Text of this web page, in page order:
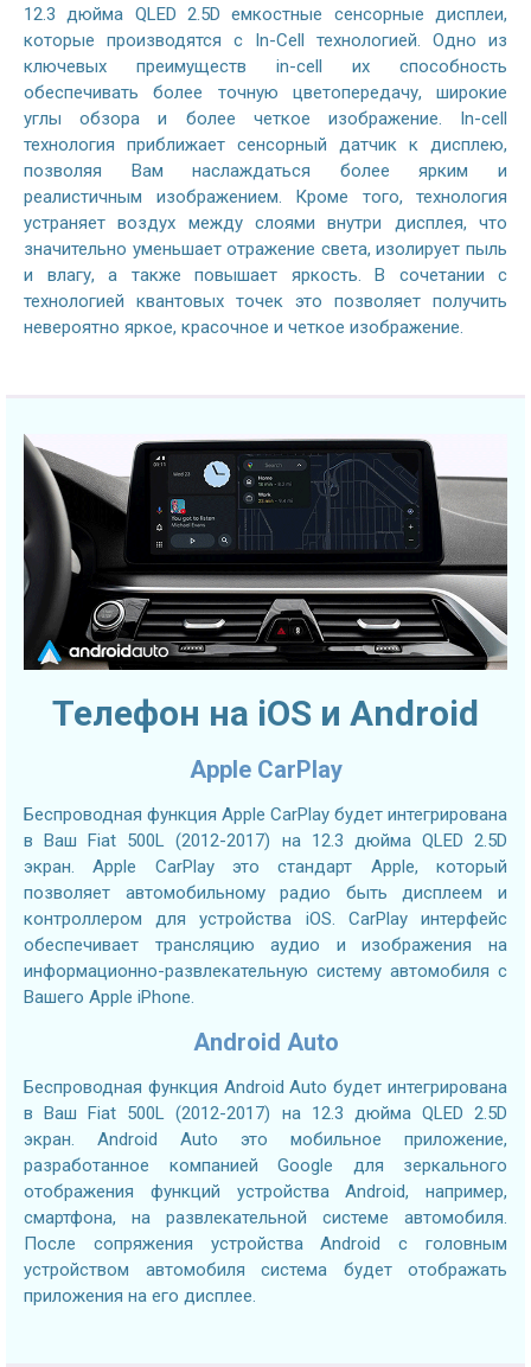
12.3 дюйма QLED 2.5D емкостные сенсорные дисплеи,
которые производятся с In-Cell технологией. Одно из
ключевых преимуществ in-cell их способность
обеспечивать более точную цветопередачу, широкие
углы обзора и более четкое изображение. In-cell
технология приближает сенсорный датчик к дисплею,
позволяя Вам наслаждаться более ярким и
реалистичным изображением. Кроме того, технология
устраняет воздух между слоями внутри дисплея, что
значительно уменьшает отражение света, изолирует пыль
и влагу, а также повышает яркость. В сочетании с
технологией квантовых точек это позволяет получить
невероятно яркое, красочное и четкое изображение.
Телефон на iOS и Android
Apple CarPlay
Беспроводная функция Apple CarPlay будет интегрирована
в Ваш Fiat 500L (2012-2017) на 12.3 дюйма QLED 2.5D
экран. Apple CarPlay это стандарт Apple, который
позволяет автомобильному радио быть дисплеем и
контроллером для устройства iOS. CarPlay интерфейс
обеспечивает трансляцию аудио и изображения на
информационно-развлекательную систему автомобиля с
Вашего Apple iPhone.
Android Auto
Беспроводная функция Android Auto будет интегрирована
в Ваш Fiat 500L (2012-2017) на 12.3 дюйма QLED 2.5D
экран. Android Auto это мобильное приложение,
разработанное компанией Google для зеркального
отображения функций устройства Android, например,
смартфона, на развлекательной системе автомобиля.
После сопряжения устройства Android с головным
устройством автомобиля система будет отображать
приложения на его дисплее.